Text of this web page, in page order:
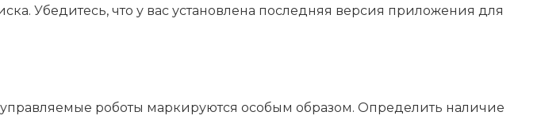
Убедитесь, что у вас установлена последняя версия приложения для
роботы маркируются особым образом. Определить наличие